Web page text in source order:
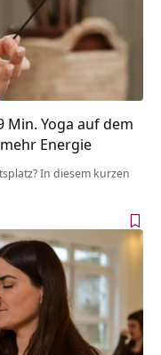
Min. Yoga auf dem
Energie
In diesem kurzen